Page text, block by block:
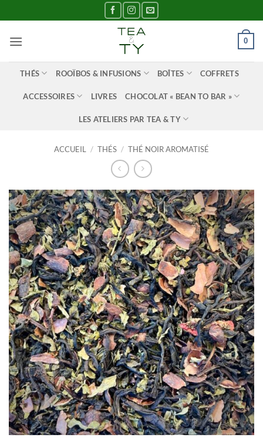
au
contenu
0
THÉS ROOÏBOS & INFUSIONS BOÎTES COFFRETS
ACCESSOIRES LIVRES CHOCOLAT « BEAN TO BAR »
LES ATELIERS PAR TEA & TY
ACCUEIL / THÉS / THÉ NOIR AROMATISÉ